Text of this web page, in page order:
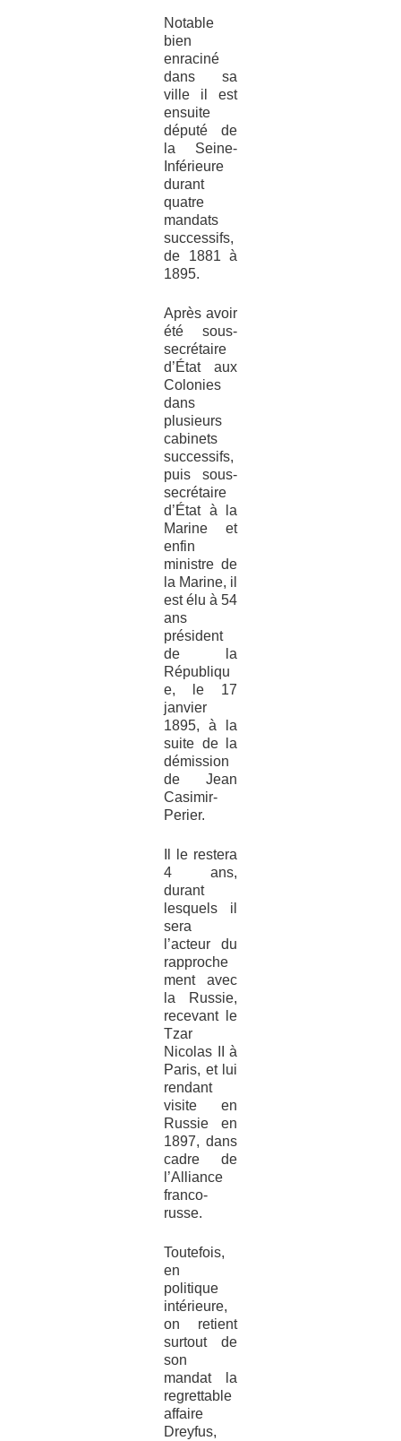
Notable
bien
enraciné
dans sa
ville il est
ensuite
député de
la Seine-
Inférieure
durant
quatre
mandats
successifs,
de 1881 à
1895.
Après avoir
été sous-
secrétaire
d’État aux
Colonies
dans
plusieurs
cabinets
successifs,
puis sous-
secrétaire
d’État à la
Marine et
enfin
ministre de
la Marine, il
est élu à 54
ans
président
de la
Républiqu
e, le 17
janvier
1895, à la
suite de la
démission
de Jean
Casimir-
Perier.
Il le restera
4 ans,
durant
lesquels il
sera
l’acteur du
rapproche
ment avec
la Russie,
recevant le
Tzar
Nicolas II à
Paris, et lui
rendant
visite en
Russie en
1897, dans
cadre de
l’Alliance
franco-
russe.
Toutefois,
en
politique
intérieure,
on retient
surtout de
son
mandat la
regrettable
affaire
Dreyfus,